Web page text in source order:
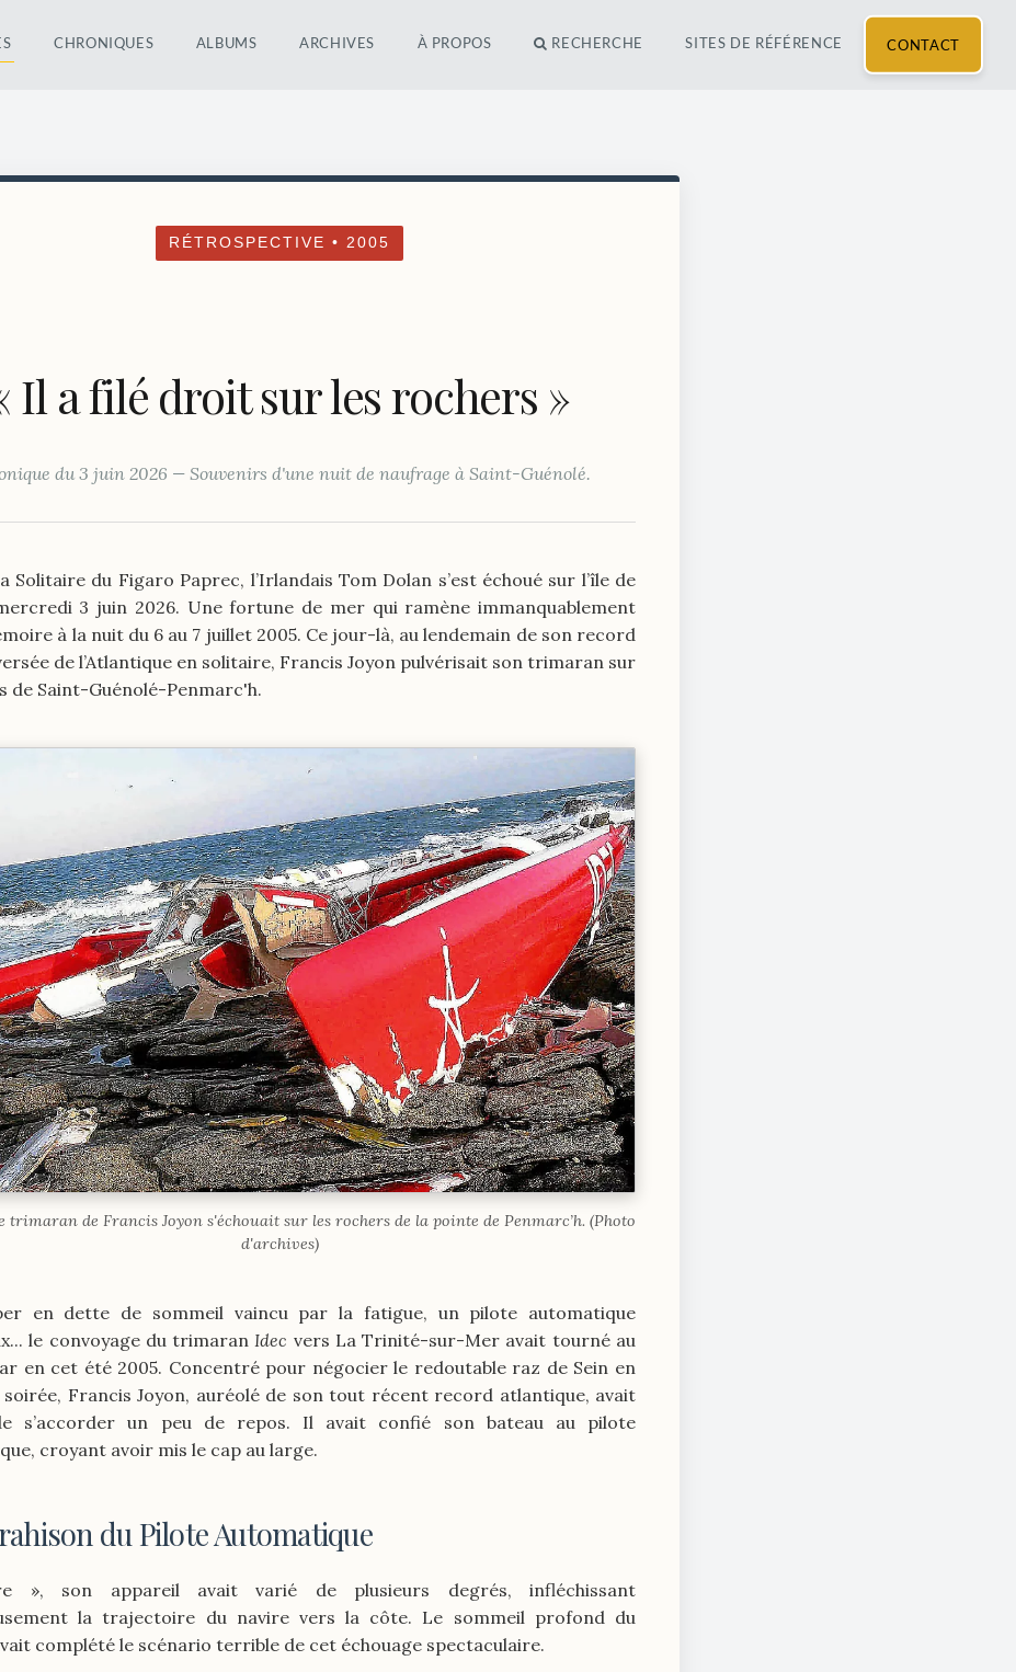
CHRONIQUES ALBUMS ARCHIVES À PROPOS RECHERCHE SITES DE RÉFÉRENCE CONTACT
RÉTROSPECTIVE • 2005
Il a filé droit sur les rochers »
du 3 juin 2026 — Souvenirs d'une nuit de naufrage à Saint-Guénolé.
Solitaire du Figaro Paprec, l’Irlandais Tom Dolan s’est échoué sur l’île de
3 juin 2026. Une fortune de mer qui ramène immanquablement
à la nuit du 6 au 7 juillet 2005. Ce jour-là, au lendemain de son record
de l’Atlantique en solitaire, Francis Joyon pulvérisait son trimaran sur
de Saint-Guénolé-Penmarc'h.
trimaran de Francis Joyon s'échouait sur les rochers de la pointe de Penmarc’h. (Photo
d'archives)
en dette de sommeil vaincu par la fatigue, un pilote automatique
le convoyage du trimaranIdec vers La Trinité-sur-Mer avait tourné au
en cet été 2005. Concentré pour négocier le redoutable raz de Sein en
soirée, Francis Joyon, auréolé de son tout récent record atlantique, avait
s’accorder un peu de repos. Il avait confié son bateau au pilote
croyant avoir mis le cap au large.
du Pilote Automatique
», son appareil avait varié de plusieurs degrés, infléchissant
la trajectoire du navire vers la côte. Le sommeil profond du
complété le scénario terrible de cet échouage spectaculaire.